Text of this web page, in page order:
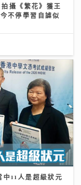
攝《繁花》獲王
不停學習自謔似
11人是超級狀元